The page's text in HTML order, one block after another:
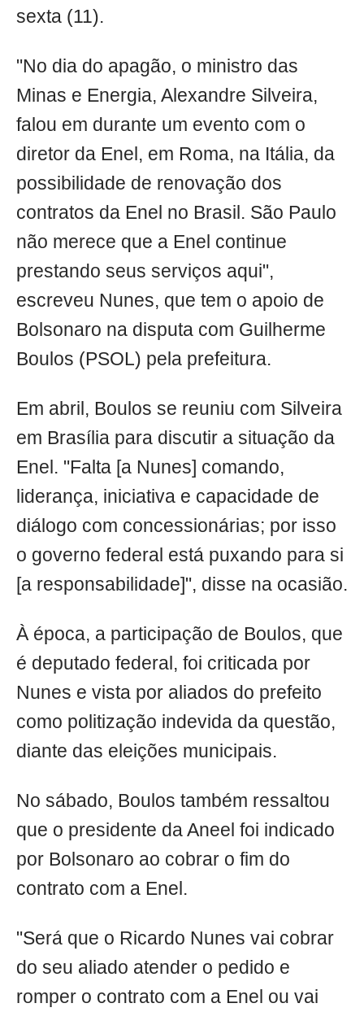
sexta (11).
"No dia do apagão, o ministro das
Minas e Energia, Alexandre Silveira,
falou em durante um evento com o
diretor da Enel, em Roma, na Itália, da
possibilidade de renovação dos
contratos da Enel no Brasil. São Paulo
não merece que a Enel continue
prestando seus serviços aqui",
escreveu Nunes, que tem o apoio de
Bolsonaro na disputa com Guilherme
Boulos (PSOL) pela prefeitura.
Em abril, Boulos se reuniu com Silveira
em Brasília para discutir a situação da
Enel. "Falta [a Nunes] comando,
liderança, iniciativa e capacidade de
diálogo com concessionárias; por isso
o governo federal está puxando para si
[a responsabilidade]", disse na ocasião.
À época, a participação de Boulos, que
é deputado federal, foi criticada por
Nunes e vista por aliados do prefeito
como politização indevida da questão,
diante das eleições municipais.
No sábado, Boulos também ressaltou
que o presidente da Aneel foi indicado
por Bolsonaro ao cobrar o fim do
contrato com a Enel.
"Será que o Ricardo Nunes vai cobrar
do seu aliado atender o pedido e
romper o contrato com a Enel ou vai